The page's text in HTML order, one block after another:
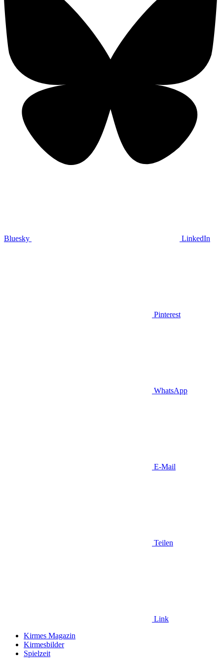
Bluesky LinkedIn
Pinterest
WhatsApp
E-Mail
Teilen
Link
Kirmes Magazin
Kirmesbilder
Spielzeit